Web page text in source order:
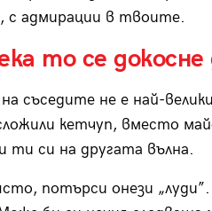
с адмирации в твоите.
то се
съседите не е най-
кетчуп, вместо
ти си на другата вълна.
потърси онези